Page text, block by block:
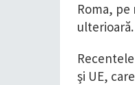
Roma,
ulterioară.
şi UE,